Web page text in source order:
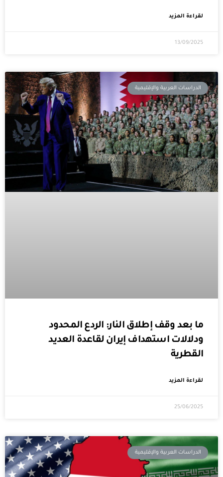
لقراءة المزيد
13/09/2025
الدراسات العربية والإقليمية
ما بعد وقف إطلاق النار: الردع المحدود
ودلالات استهداف إيران لقاعدة العديد
القطرية
لقراءة المزيد
25/06/2025
الدراسات العربية والإقليمية